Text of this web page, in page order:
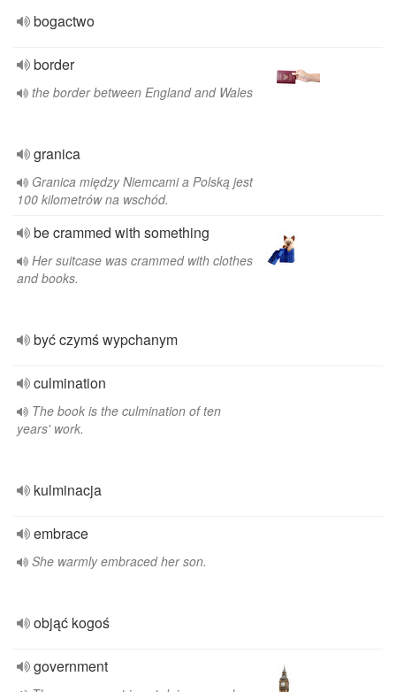
bogactwo
border
the border between England and Wales
granica
Granica między Niemcami a Polską jest
100 kilometrów na wschód.
be crammed with something
Her suitcase was crammed with clothes
and books.
być czymś wypchanym
culmination
The book is the culmination of ten
years' work.
kulminacja
embrace
She warmly embraced her son.
objąć kogoś
government